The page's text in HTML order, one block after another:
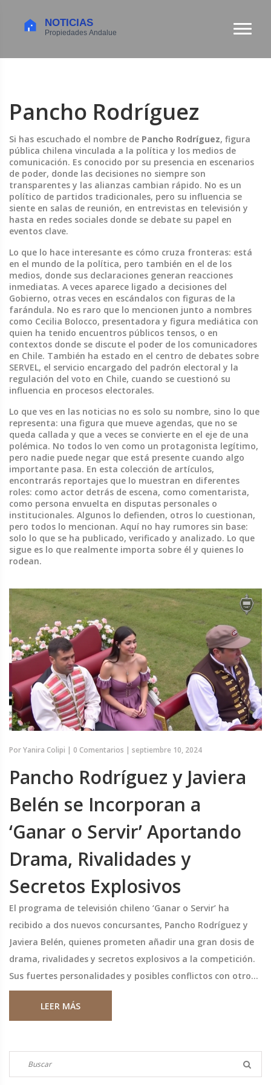
Pancho Rodríguez
Si has escuchado el nombre de Pancho Rodríguez, figura
pública chilena vinculada a la política y los medios de
comunicación. Es conocido por su presencia en escenarios
de poder, donde las decisiones no siempre son
transparentes y las alianzas cambian rápido. No es un
político de partidos tradicionales, pero su influencia se
siente en salas de reunión, en entrevistas en televisión y
hasta en redes sociales donde se debate su papel en
eventos clave.
Lo que lo hace interesante es cómo cruza fronteras: está
en el mundo de la política, pero también en el de los
medios, donde sus declaraciones generan reacciones
inmediatas. A veces aparece ligado a decisiones del
Gobierno, otras veces en escándalos con figuras de la
farándula. No es raro que lo mencionen junto a nombres
como Cecilia Bolocco, presentadora y figura mediática con
quien ha tenido encuentros públicos tensos, o en
contextos donde se discute el poder de los comunicadores
en Chile. También ha estado en el centro de debates sobre
SERVEL, el servicio encargado del padrón electoral y la
regulación del voto en Chile, cuando se cuestionó su
influencia en procesos electorales.
Lo que ves en las noticias no es solo su nombre, sino lo que
representa: una figura que mueve agendas, que no se
queda callada y que a veces se convierte en el eje de una
polémica. No todos lo ven como un protagonista legítimo,
pero nadie puede negar que está presente cuando algo
importante pasa. En esta colección de artículos,
encontrarás reportajes que lo muestran en diferentes
roles: como actor detrás de escena, como comentarista,
como persona envuelta en disputas personales o
institucionales. Algunos lo defienden, otros lo cuestionan,
pero todos lo mencionan. Aquí no hay rumores sin base:
solo lo que se ha publicado, verificado y analizado. Lo que
sigue es lo que realmente importa sobre él y quienes lo
rodean.
PorYanira Colipi | 0 Comentarios | septiembre 10, 2024
Pancho Rodríguez y Javiera
Belén se Incorporan a
‘Ganar o Servir’ Aportando
Drama, Rivalidades y
Secretos Explosivos
El programa de televisión chileno ‘Ganar o Servir’ ha
recibido a dos nuevos concursantes, Pancho Rodríguez y
Javiera Belén, quienes prometen añadir una gran dosis de
drama, rivalidades y secretos explosivos a la competición.
Sus fuertes personalidades y posibles conflictos con otros
participantes auguran episodios llenos de tensión y
sorpresas.LEER MÁS